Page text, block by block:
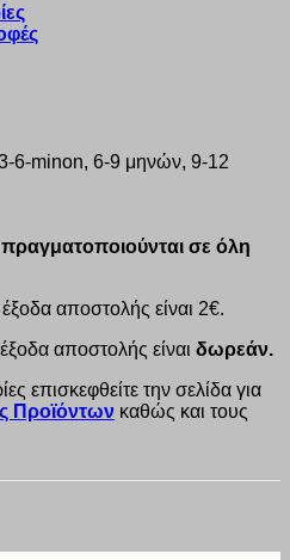
6-minon, 6-9 μηνών, 9-12
σε όλη
αποστολής είναι 2€.
αποστολής είναι δωρεάν.
επισκεφθείτε την σελίδα για
Προϊόντων καθώς και τους